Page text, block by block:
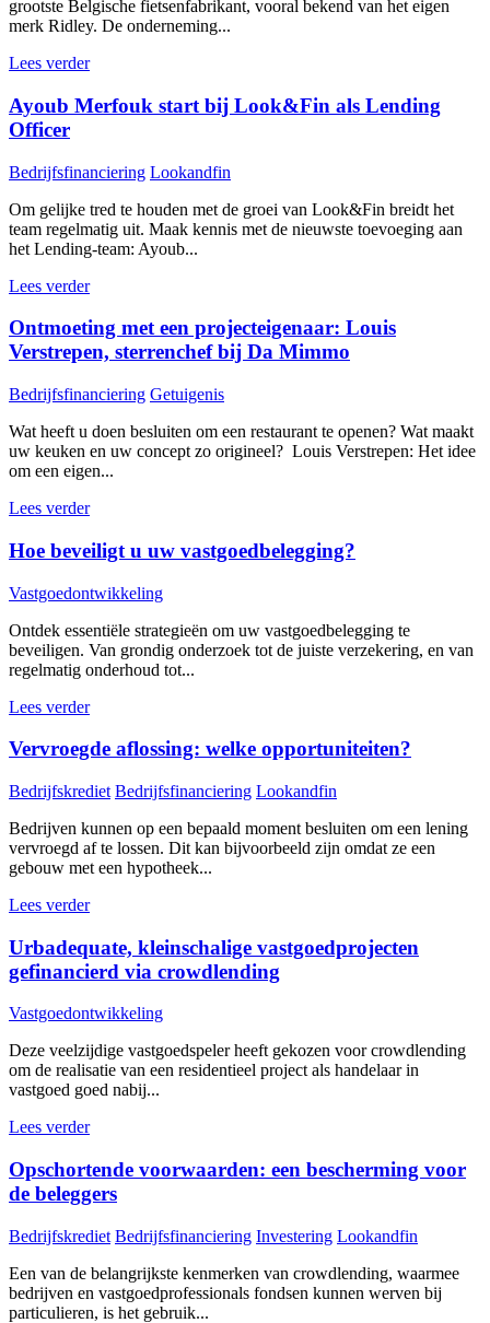
grootste Belgische fietsenfabrikant, vooral bekend van het eigen
merk Ridley. De onderneming...
Lees verder
Ayoub Merfouk start bij Look&Fin als Lending
Officer
Bedrijfsfinanciering Lookandfin
Om gelijke tred te houden met de groei van Look&Fin breidt het
team regelmatig uit. Maak kennis met de nieuwste toevoeging aan
het Lending-team: Ayoub...
Lees verder
Ontmoeting met een projecteigenaar: Louis
Verstrepen, sterrenchef bij Da Mimmo
Bedrijfsfinanciering Getuigenis
Wat heeft u doen besluiten om een restaurant te openen? Wat maakt
uw keuken en uw concept zo origineel? Louis Verstrepen: Het idee
om een eigen...
Lees verder
Hoe beveiligt u uw vastgoedbelegging?
Vastgoedontwikkeling
Ontdek essentiële strategieën om uw vastgoedbelegging te
beveiligen. Van grondig onderzoek tot de juiste verzekering, en van
regelmatig onderhoud tot...
Lees verder
Vervroegde aflossing: welke opportuniteiten?
Bedrijfskrediet Bedrijfsfinanciering Lookandfin
Bedrijven kunnen op een bepaald moment besluiten om een lening
vervroegd af te lossen. Dit kan bijvoorbeeld zijn omdat ze een
gebouw met een hypotheek...
Lees verder
Urbadequate, kleinschalige vastgoedprojecten
gefinancierd via crowdlending
Vastgoedontwikkeling
Deze veelzijdige vastgoedspeler heeft gekozen voor crowdlending
om de realisatie van een residentieel project als handelaar in
vastgoed goed nabij...
Lees verder
Opschortende voorwaarden: een bescherming voor
de beleggers
Bedrijfskrediet Bedrijfsfinanciering Investering Lookandfin
Een van de belangrijkste kenmerken van crowdlending, waarmee
bedrijven en vastgoedprofessionals fondsen kunnen werven bij
particulieren, is het gebruik...